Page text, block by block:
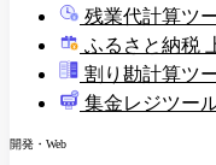
残業代計算ツ
ふるさと納税
割り勘計算ツ
集金レジツー
開発・Web